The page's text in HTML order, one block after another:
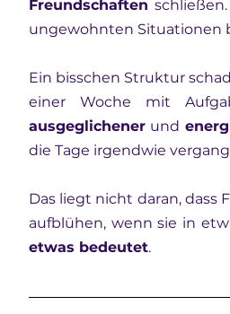
Freundschaften schließen.
ungewohnten Situationen
Ein bisschen Struktur
ausgeglichener und
die Tage irgendwie
Das liegt nicht daran, dass
aufblühen, wenn sie in
etwas bedeutet.